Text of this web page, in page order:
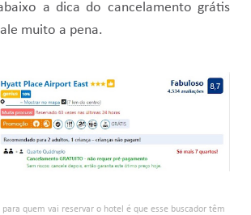
a dica do cancelamento grátis
muito a pena.
quem vai reservar o hotel é que esse buscador têm